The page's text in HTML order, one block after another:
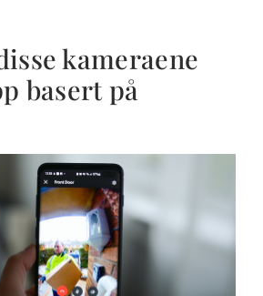
kameraene
basert på